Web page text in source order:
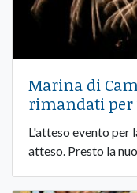
Marina di
rimandati per
L'atteso evento per
atteso. Presto la